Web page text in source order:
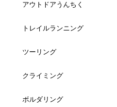
アウトドアうんちく
トレイルランニング
ツーリング
クライミング
ボルダリング